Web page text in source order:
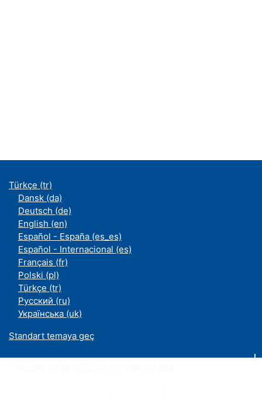
Türkçe ‎(tr)‎
Dansk ‎(da)‎
Deutsch ‎(de)‎
English ‎(en)‎
Español - España ‎(es_es)‎
Español - Internacional ‎(es)‎
Français ‎(fr)‎
Polski ‎(pl)‎
Türkçe ‎(tr)‎
Русский ‎(ru)‎
Українська ‎(uk)‎
Standart temaya geç